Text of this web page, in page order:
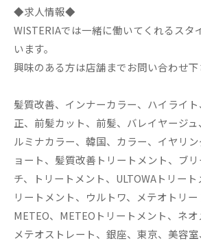
◆求人情報◆
WISTERIAでは一緒に働いてくれるスタ
います。
興味のある方は店舗までお問い合わせ下
髪質改善、インナーカラー、ハイライ
正、前髪カット、前髪、バレイヤージ
ルミナカラー、韓国、カラー、イヤリ
ョート、髪質改善トリートメント、ブ
チ、トリートメント、ULTOWAトリー
リートメント、ウルトワ、メテオトリー
METEO、METEOトリートメント、ネオ
メテオストレート、銀座、東京、美容